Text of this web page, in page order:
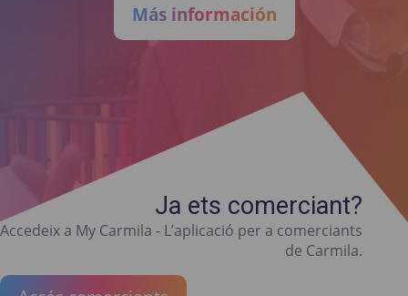
Más información
Ja ets comerciant?
Accedeix a My Carmila - L’aplicació per a comerciants
de Carmila.